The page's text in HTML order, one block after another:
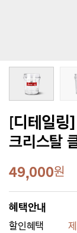
[디테일링]
크리스탈
49,000원
혜택안내
할인혜택